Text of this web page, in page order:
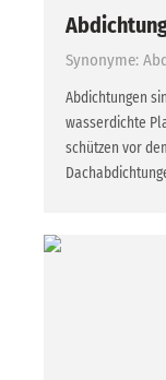
Synonyme:
Abdichtungen
wasserdichte
schützen vor